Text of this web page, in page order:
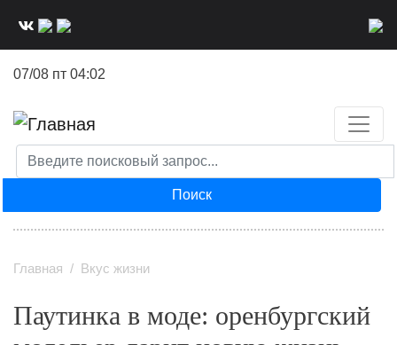
07/08 пт 04:02
Поиск
Главная Вкус жизни
Паутинка в моде: оренбургский